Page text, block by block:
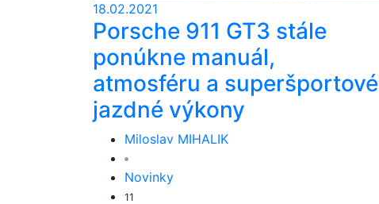
18.02.2021
Porsche 911 GT3 stále
ponúkne manuál,
atmosféru a superšportové
jazdné výkony
Miloslav MIHALIK
Novinky
11